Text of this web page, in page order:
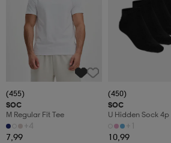
(455)
SOC
M Regular Fit Tee
+4
7,99
(450)
SOC
U Hidden Sock 4p
+1
10,99